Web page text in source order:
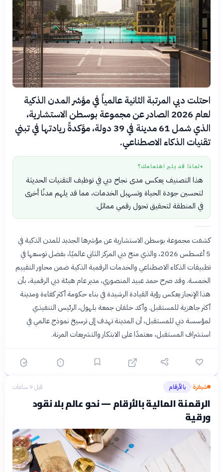
احتلت دبي المرتبة الثانية عالمياً في مؤشر المدن الذكية
لعام 2026 الصادر عن مجموعة بوسطن الاستشارية،
الذي شمل 61 مدينة في 39 دولة، مؤكدةً ريادتها في تبني
تقنيات الذكاء الاصطناعي.
● لماذا قد يثير اهتمامك؟
هذا التصنيف يعكس مدى نجاح دبي في توظيف التقنيات الحديثة
لتحسين جودة الحياة وتسهيل الخدمات، مما قد يلهم مدنًا أخرى
في المنطقة لتحقيق تحول رقمي مماثل.
كشفت مجموعة بوسطن الاستشارية عن مؤشرها الجديد للمدن الذكية في
5 أغسطس 2026، والذي منح دبي المركز الثاني عالميًا، بفضل توسعها في
تطبيقات الذكاء الاصطناعي والخدمات الرقمية الذكية ضمن محاور التقييم
الخمسة. وقد صرح حمد عبيد المنصوري، مدير عام هيئة دبي الرقمية، بأن
هذا الإنجاز يعكس رؤية القيادة الرشيدة في بناء حكومة أكثر كفاءة ومدينة
أكثر جاهزية للمستقبل. وأكد خلفان جمعة بلهول، الرئيس التنفيذي
لمؤسسة دبي للمستقبل، أن المدينة تهدف إلى ترسيخ نموذج عالمي في
استشراف المستقبل، معتمدًا على الابتكار والتشريعات المرنة.
شيفرة› بالأرقام قبل 9 ساعات
الرقمنة المالية بالأرقام — نحو عالم بلا نقود
ورقية